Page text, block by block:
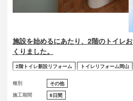
施設を始めるにあたり、2階のトイレ
くりました。
2階トイレ新設リフォーム トイレリフォーム岡山
種別
その他
施工期間
6日間